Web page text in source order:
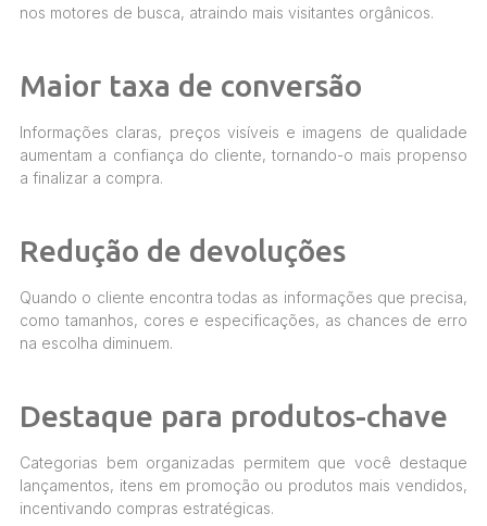
nos motores de busca, atraindo mais visitantes orgânicos.
Maior taxa de conversão
Informações claras, preços visíveis e imagens de qualidade
aumentam a confiança do cliente, tornando-o mais propenso
a finalizar a compra.
Redução de devoluções
Quando o cliente encontra todas as informações que precisa,
como tamanhos, cores e especificações, as chances de erro
na escolha diminuem.
Destaque para produtos-chave
Categorias bem organizadas permitem que você destaque
lançamentos, itens em promoção ou produtos mais vendidos,
incentivando compras estratégicas.